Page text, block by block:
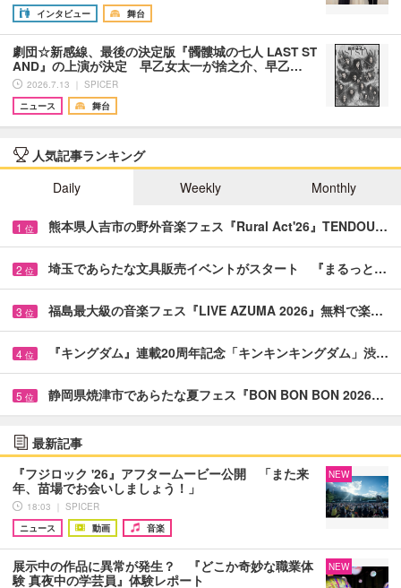
インタビュー
舞台
劇団☆新感線、最後の決定版『髑髏城の七人 LAST ST
AND』の上演が決定 早乙女太一が捨之介、早乙…
2026.7.13 ｜ SPICER
ニュース
舞台
人気記事ランキング
Daily
Weekly Monthly
1 位 熊本県人吉市の野外音楽フェス『Rural Act'26』TENDOU…
2 位 埼玉であらたな文具販売イベントがスタート 『まるっと…
3 位 福島最大級の音楽フェス『LIVE AZUMA 2026』無料で楽…
4 位 『キングダム』連載20周年記念「キンキンキングダム」渋…
5 位 静岡県焼津市であらたな夏フェス『BON BON BON 2026…
最新記事
『フジロック '26』アフタームービー公開 「また来
年、苗場でお会いしましょう！」
18:03 ｜ SPICER
ニュース
動画 音楽
NEW
展示中の作品に異常が発生？ 『どこか奇妙な職業体
験 真夜中の学芸員』体験レポート
NEW